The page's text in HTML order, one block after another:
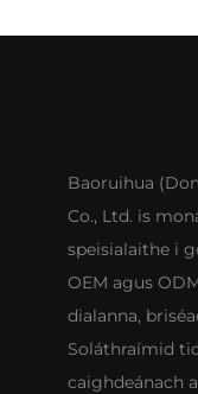
Baoruihua
Co., Ltd. is
speisialaithe i
OEM agus
dialanna,
Soláthraímid
caighdeánach